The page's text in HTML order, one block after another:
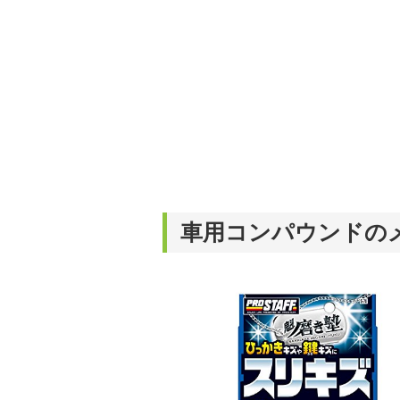
車用コンパウンドの